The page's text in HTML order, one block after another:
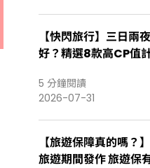
【快閃旅行】三日兩
好？精選8款高CP值
2026-07-31
5 分鐘閱讀
【旅遊保障真的嗎？
旅遊期間發作 旅遊保